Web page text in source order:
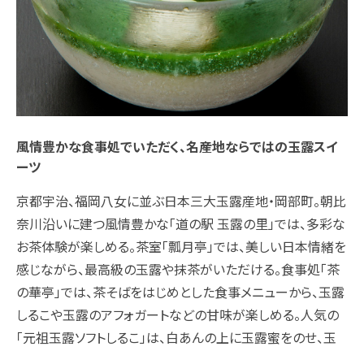
風情豊かな食事処でいただく、名産地ならではの玉露スイ
ーツ
京都宇治、福岡八女に並ぶ日本三大玉露産地・岡部町。朝比
奈川沿いに建つ風情豊かな「道の駅 玉露の里」では、多彩な
お茶体験が楽しめる。茶室「瓢月亭」では、美しい日本情緒を
感じながら、最高級の玉露や抹茶がいただける。食事処「茶
の華亭」では、茶そばをはじめとした食事メニューから、玉露
しるこや玉露のアフォガートなどの甘味が楽しめる。人気の
「元祖玉露ソフトしるこ」は、白あんの上に玉露蜜をのせ、玉